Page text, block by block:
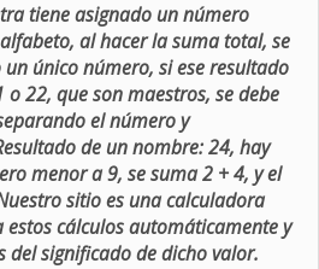
tiene asignado un número
al hacer la suma total, se
único número, si ese resultado
o 22, que son maestros, se debe
el número y
de un nombre: 24, hay
menor a 9, se suma 2 + 4, y el
sitio es una calculadora
cálculos automáticamente y
del significado de dicho valor.